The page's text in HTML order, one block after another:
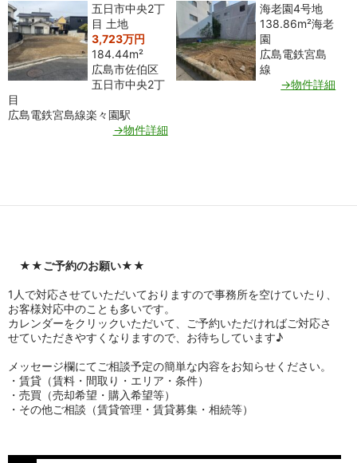
五日市中央2丁
目 土地
3,723万円
184.44m²
広島市佐伯区
五日市中央2丁
目
広島電鉄宮島線楽々園駅
→物件詳細
海老園4号地
138.86m²海老
園
広島電鉄宮島
線
→物件詳細
★★ご予約のお願い★★
1人で対応させていただいておりますので事務所を空けていたり、
お客様対応中のことも多いです。
カレンダーをクリックいただいて、ご予約いただければご対応さ
せていただきやすくなりますので、お待ちしています♪
メッセージ欄にてご相談予定の簡単な内容をお知らせください。
・賃貸（賃料・間取り・エリア・条件）
・売買（売却希望・購入希望等）
・その他ご相談（賃貸管理・賃貸募集・相続等）